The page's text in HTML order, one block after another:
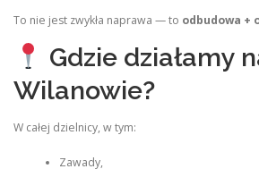
To nie jest zwykła naprawa — to odbudowa +
Gdzie działamy
Wilanowie?
W całej dzielnicy, w tym:
Zawady,